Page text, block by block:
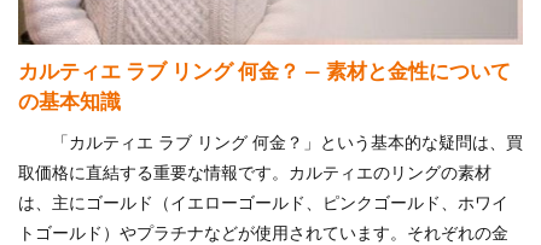
カルティエ ラブ リング 何金？ — 素材と金性について
の基本知識
「カルティエ ラブ リング 何金？」という基本的な疑問は、買
取価格に直結する重要な情報です。カルティエのリングの素材
は、主にゴールド（イエローゴールド、ピンクゴールド、ホワイ
トゴールド）やプラチナなどが使用されています。それぞれの金